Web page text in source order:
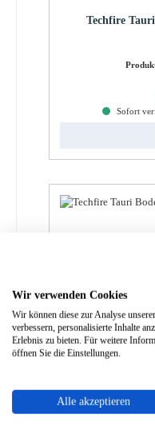
Techfire
Sofort
Wir verwenden Cookies
Wir können diese zur Analyse
verbessern, personalisierte Inhalte
Erlebnis zu bieten. Für weitere
öffnen Sie die Einstellungen.
Alle akzeptieren